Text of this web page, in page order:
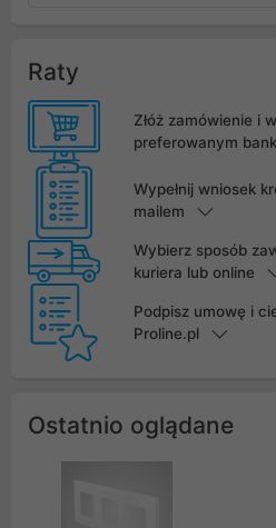
Raty
Złóż zamówienie i
preferowanym
Wypełnij wniosek
mailem
Wybierz sposób
kuriera lub online
Podpisz umowę i
Proline.pl
Ostatnio oglądane